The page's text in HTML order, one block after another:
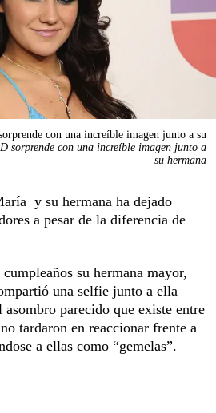
con una increíble imagen junto a su
sorprende con una increíble imagen junto a
su hermana
y su hermana ha dejado
a pesar de la diferencia de
su hermana mayor,
una selfie junto a ella
parecido que existe entre
tardaron en reaccionar frente a
a ellas como “gemelas”.